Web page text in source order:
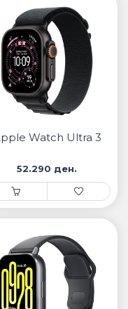
Watch Ultra 3
52.290 ден.